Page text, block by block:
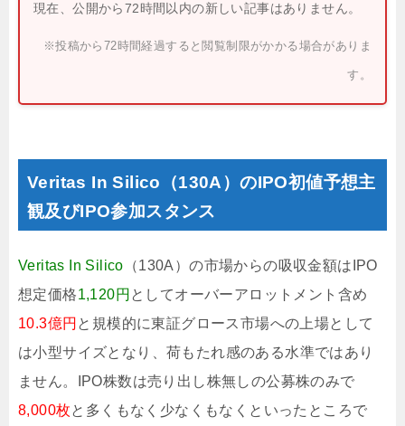
現在、公開から72時間以内の新しい記事はありません。
※投稿から72時間経過すると閲覧制限がかかる場合がありま
す。
Veritas In Silico（130A）のIPO初値予想主
観及びIPO参加スタンス
Veritas In Silico （130A）の市場からの吸収金額はIPO
想定価格1,120円 としてオーバーアロットメント含め
10.3億円 と規模的に東証グロース市場への上場として
は小型サイズとなり、荷もたれ感のある水準ではあり
ません。IPO株数は売り出し株無しの公募株のみで
8,000枚と多くもなく少なくもなくといったところで